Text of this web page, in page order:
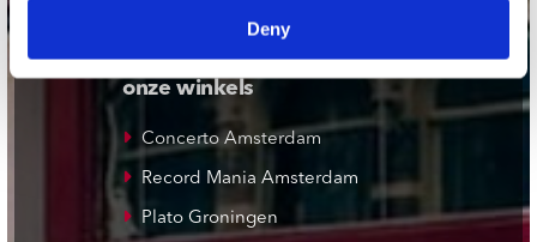
Deny
onze winkels
Concerto Amsterdam
Record Mania Amsterdam
Plato Groningen